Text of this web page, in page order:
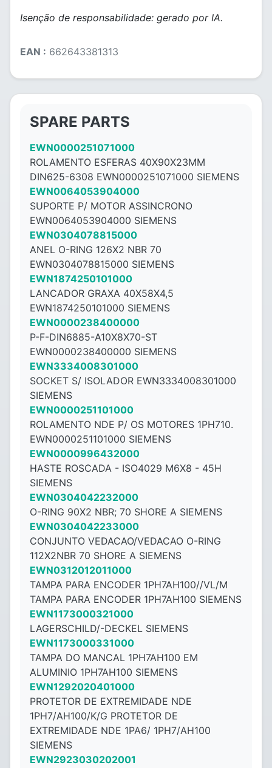
Isenção de responsabilidade: gerado por IA.
EAN : 662643381313
SPARE PARTS
EWN0000251071000
ROLAMENTO ESFERAS 40X90X23MM
DIN625-6308 EWN0000251071000 SIEMENS
EWN0064053904000
SUPORTE P/ MOTOR ASSINCRONO
EWN0064053904000 SIEMENS
EWN0304078815000
ANEL O-RING 126X2 NBR 70
EWN0304078815000 SIEMENS
EWN1874250101000
LANCADOR GRAXA 40X58X4,5
EWN1874250101000 SIEMENS
EWN0000238400000
P-F-DIN6885-A10X8X70-ST
EWN0000238400000 SIEMENS
EWN3334008301000
SOCKET S/ ISOLADOR EWN3334008301000
SIEMENS
EWN0000251101000
ROLAMENTO NDE P/ OS MOTORES 1PH710.
EWN0000251101000 SIEMENS
EWN0000996432000
HASTE ROSCADA - ISO4029 M6X8 - ​​45H
SIEMENS
EWN0304042232000
O-RING 90X2 NBR; 70 SHORE A SIEMENS
EWN0304042233000
CONJUNTO VEDACAO/VEDACAO O-RING
112X2NBR 70 SHORE A SIEMENS
EWN0312012011000
TAMPA PARA ENCODER 1PH7AH100//VL/M
TAMPA PARA ENCODER 1PH7AH100 SIEMENS
EWN1173000321000
LAGERSCHILD/-DECKEL SIEMENS
EWN1173000331000
TAMPA DO MANCAL 1PH7AH100 EM
ALUMINIO 1PH7AH100 SIEMENS
EWN1292020401000
PROTETOR DE EXTREMIDADE NDE
1PH7/AH100/K/G PROTETOR DE
EXTREMIDADE NDE 1PA6/ 1PH7/AH100
SIEMENS
EWN2923030202001